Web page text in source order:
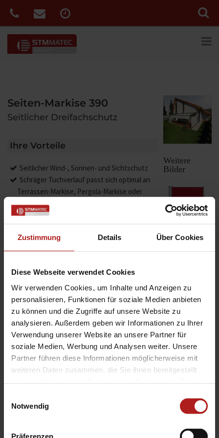
Zustimmung Details Über Cookies
Diese Webseite verwendet Cookies
Wir verwenden Cookies, um Inhalte und Anzeigen zu
personalisieren, Funktionen für soziale Medien anbieten
zu können und die Zugriffe auf unsere Website zu
analysieren. Außerdem geben wir Informationen zu Ihrer
Verwendung unserer Website an unsere Partner für
soziale Medien, Werbung und Analysen weiter. Unsere
Partner führen diese Informationen möglicherweise mit
weiteren Daten zusammen, die Sie ihnen bereitgestellt
Notwendig
Präferenzen
Seiten-Markise 390
Seitlicher Dreifachschutz
Ihre Vorteile
Seitlicher Wind-, Sonnen- und Sichtschutz
Schräger Tuchverlauf passt sich optimal an
Terrassen-Markise, Pergola-Markise oder
Terrassendach an
Die Kassette bietet dem Markisentuch im
eingefahrenen Zustand perfekten Schutz
Einfaches Bedienen per Handgriff
Produktdetails
max. Höhe: 2.500 mm
max. Auszug: 5.000 mm
max. Fläche: 10 m²
Bedienung: Bediengriff
Farbe: Pulverbeschichtet gem. WAREMA
Farbwelt
Twilight Pearl
Weitere
Bilder